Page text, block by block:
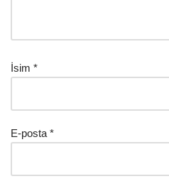
İsim *
E-posta *